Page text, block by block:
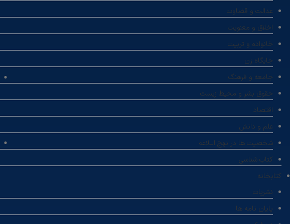
عدالت و قضاوت
اخلاق و معنویت
خانواده و تربیت
جایگاه زن
جامعه و فرهنگ
حقوق بشر و محیط زیست
اقتصاد
علم و دانش
شخصیت ها در نهج البلاغه
کتاب شناسی
کتابخانه
نشریات
پایان نامه ها